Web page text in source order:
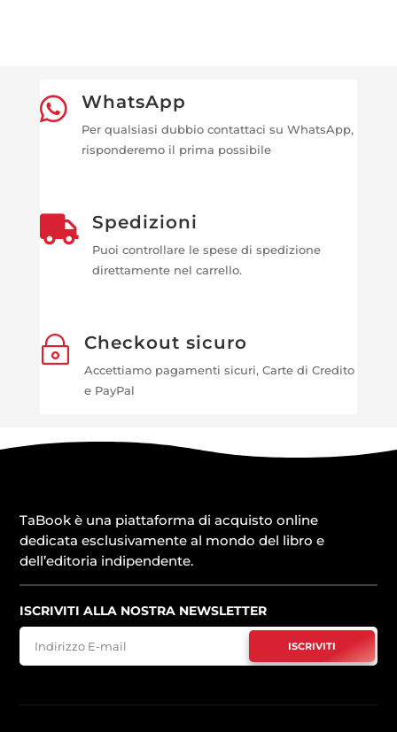
 WhatsApp
Per qualsiasi dubbio contattaci su WhatsApp,
risponderemo il prima possibile
 Spedizioni
Puoi controllare le spese di spedizione
direttamente nel carrello.
~ Checkout sicuro
Accettiamo pagamenti sicuri, Carte di Credito
e PayPal
TaBook è una piattaforma di acquisto online
dedicata esclusivamente al mondo del libro e
dell’editoria indipendente.
ISCRIVITI ALLA NOSTRA NEWSLETTER
ISCRIVITI